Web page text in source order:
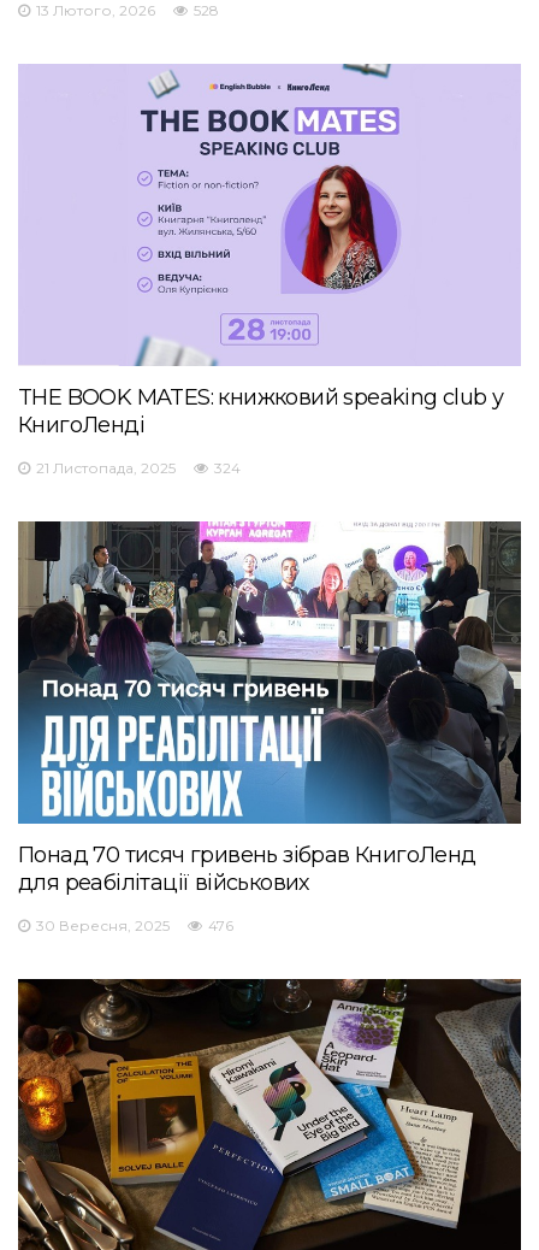
13 Лютого, 2026 528
THE BOOK MATES: книжковий speaking club у
КнигоЛенді
21 Листопада, 2025 324
Понад 70 тисяч гривень зібрав КнигоЛенд
для реабілітації військових
30 Вересня, 2025 476